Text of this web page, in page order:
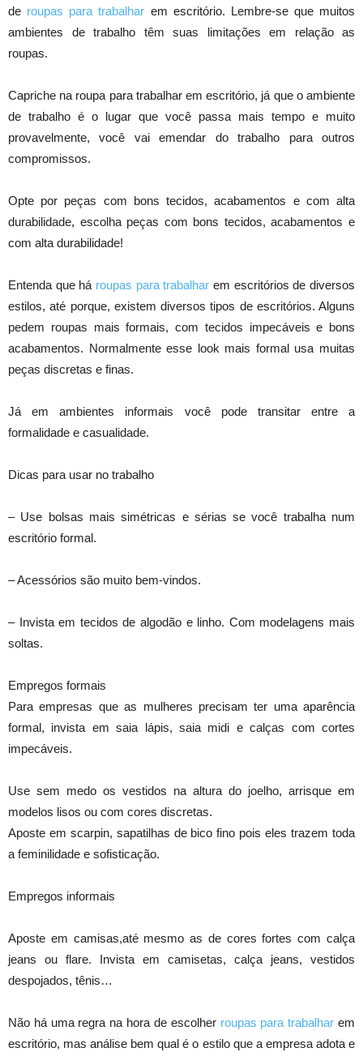
de roupas para trabalhar em escritório. Lembre-se que muitos
ambientes de trabalho têm suas limitações em relação as
roupas.
Capriche na roupa para trabalhar em escritório, já que o ambiente
de trabalho é o lugar que você passa mais tempo e muito
provavelmente, você vai emendar do trabalho para outros
compromissos.
Opte por peças com bons tecidos, acabamentos e com alta
durabilidade, escolha peças com bons tecidos, acabamentos e
com alta durabilidade!
Entenda que há roupas para trabalhar em escritórios de diversos
estilos, até porque, existem diversos tipos de escritórios. Alguns
pedem roupas mais formais, com tecidos impecáveis e bons
acabamentos. Normalmente esse look mais formal usa muitas
peças discretas e finas.
Já em ambientes informais você pode transitar entre a
formalidade e casualidade.
Dicas para usar no trabalho
– Use bolsas mais simétricas e sérias se você trabalha num
escritório formal.
– Acessórios são muito bem-vindos.
– Invista em tecidos de algodão e linho. Com modelagens mais
soltas.
Empregos formais
Para empresas que as mulheres precisam ter uma aparência
formal, invista em saia lápis, saia midi e calças com cortes
impecáveis.
Use sem medo os vestidos na altura do joelho, arrisque em
modelos lisos ou com cores discretas.
Aposte em scarpin, sapatilhas de bico fino pois eles trazem toda
a feminilidade e sofisticação.
Empregos informais
Aposte em camisas,até mesmo as de cores fortes com calça
jeans ou flare. Invista em camisetas, calça jeans, vestidos
despojados, tênis…
Não há uma regra na hora de escolher roupas para trabalhar em
escritório, mas análise bem qual é o estilo que a empresa adota e